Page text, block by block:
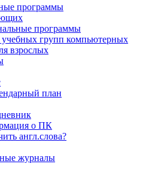
программы
программы
учебных групп компьютерных
взрослых
план
о ПК
англ.слова?
журналы